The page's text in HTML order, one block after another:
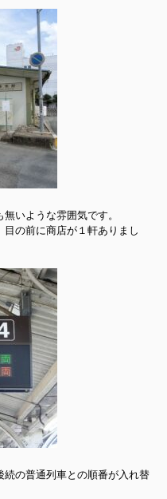
いような雰囲気です。
目の前に商店が１軒ありまし
の普通列車との順番が入れ替